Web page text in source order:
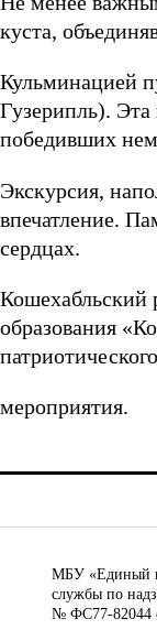
куста,
Кульминацией
Гузерипль).
победивших
Экскурсия,
впечатление.
сердцах.
Кошехабльский
образования
патриотического
мероприятия.
МБУ «Единый
службы по
№ ФС77-82044